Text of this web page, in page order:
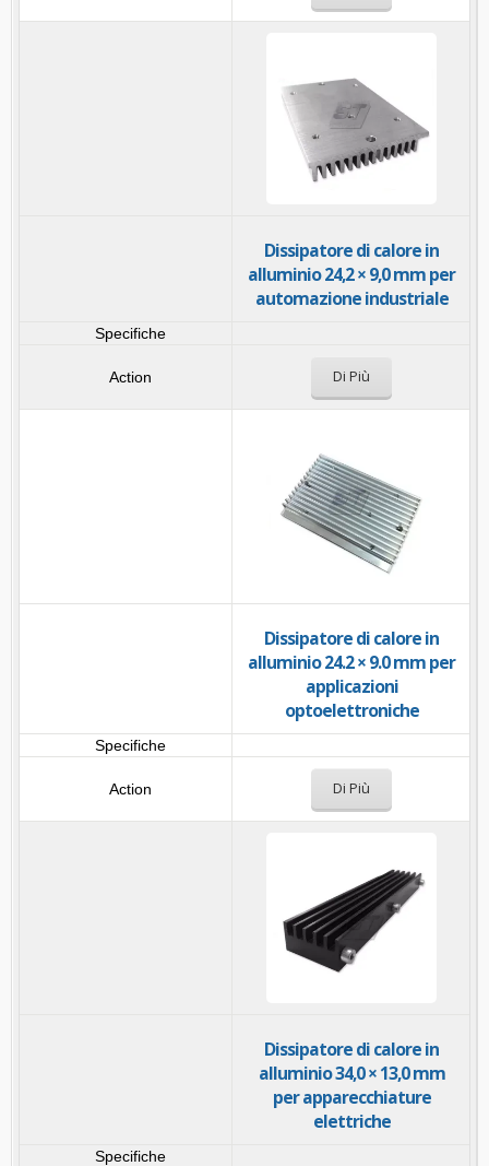
Dissipatore di calore in
alluminio 24,2 × 9,0 mm per
automazione industriale
Di Più
Dissipatore di calore in
alluminio 24.2 × 9.0 mm per
applicazioni
optoelettroniche
Di Più
Dissipatore di calore in
alluminio 34,0 × 13,0 mm
per apparecchiature
elettriche